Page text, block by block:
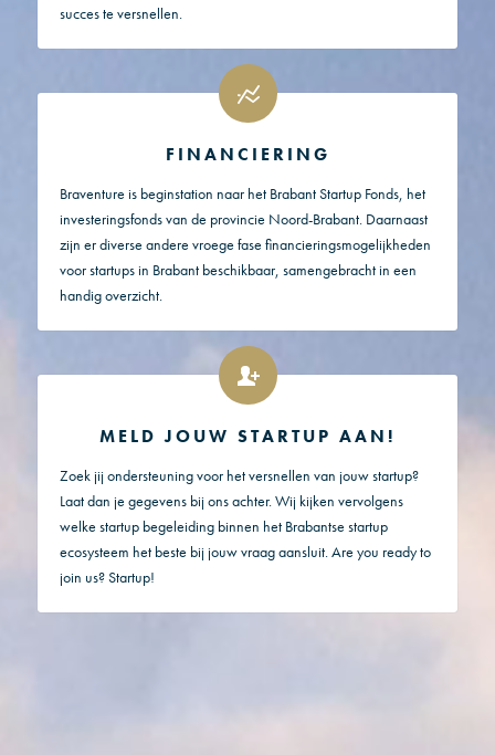
succes te versnellen.
FINANCIERING
Braventure is beginstation naar het Brabant Startup Fonds, het
investeringsfonds van de provincie Noord-Brabant. Daarnaast
zijn er diverse andere vroege fase financieringsmogelijkheden
voor startups in Brabant beschikbaar, samengebracht in een
handig overzicht.
MELD JOUW STARTUP AAN!
Zoek jij ondersteuning voor het versnellen van jouw startup?
Laat dan je gegevens bij ons achter. Wij kijken vervolgens
welke startup begeleiding binnen het Brabantse startup
ecosysteem het beste bij jouw vraag aansluit. Are you ready to
join us? Startup!